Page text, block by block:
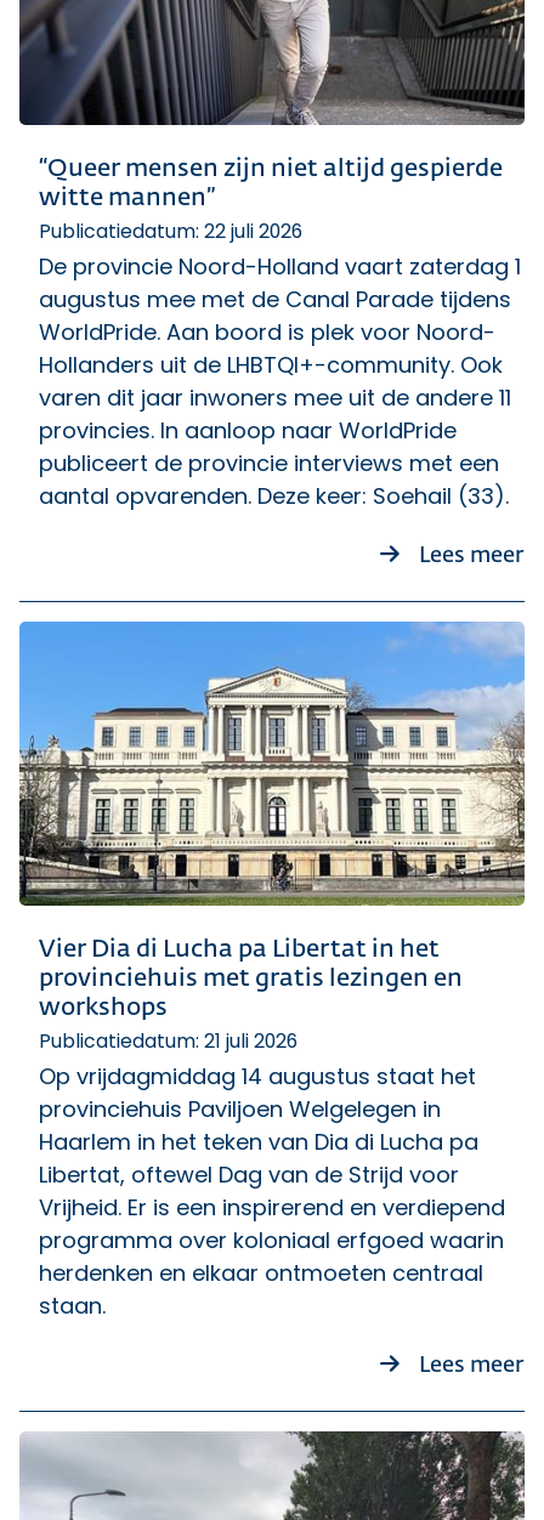
“Queer mensen zijn niet altijd gespierde
witte mannen”
Publicatiedatum: 22 juli 2026
De provincie Noord-Holland vaart zaterdag 1
augustus mee met de Canal Parade tijdens
WorldPride. Aan boord is plek voor Noord-
Hollanders uit de LHBTQI+-community. Ook
varen dit jaar inwoners mee uit de andere 11
provincies. In aanloop naar WorldPride
publiceert de provincie interviews met een
aantal opvarenden. Deze keer: Soehail (33).
Lees meer
Vier Dia di Lucha pa Libertat in het
provinciehuis met gratis lezingen en
workshops
Publicatiedatum: 21 juli 2026
Op vrijdagmiddag 14 augustus staat het
provinciehuis Paviljoen Welgelegen in
Haarlem in het teken van Dia di Lucha pa
Libertat, oftewel Dag van de Strijd voor
Vrijheid. Er is een inspirerend en verdiepend
programma over koloniaal erfgoed waarin
herdenken en elkaar ontmoeten centraal
staan.
Lees meer